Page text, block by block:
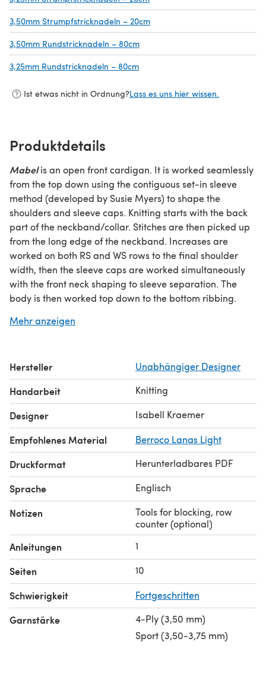
3,50mm Strumpfstricknadeln – 20cm
3,50mm Rundstricknadeln – 80cm
3,25mm Rundstricknadeln – 80cm
Ist etwas nicht in Ordnung?Lass es uns hier wissen.
Produktdetails
Mabelis an open front cardigan. It is worked seamlessly
from the top down using the contiguous set-in sleeve
method (developed by Susie Myers) to shape the
shoulders and sleeve caps. Knitting starts with the back
part of the neckband/collar. Stitches are then picked up
from the long edge of the neckband. Increases are
worked on both RS and WS rows to the final shoulder
width, then the sleeve caps are worked simultaneously
with the front neck shaping to sleeve separation. The
body is then worked top down to the bottom ribbing.
Suggested ease
m)/100g];
shown in color Driftwood.
approx. 1094 (1173, 1288, 1365, 1468)(1597, 1703, 1819, 1900)
yds/ 1000 (1072, 1177, 1248, 1342)(1460, 1557, 1663, 1737) m
Mehr anzeigen
Hersteller Unabhängiger Designer
Handarbeit Knitting
Designer Isabell Kraemer
Empfohlenes Material Berroco Lanas Light
Druckformat Herunterladbares PDF
Sprache Englisch
Notizen
Tools for blocking, row
counter (optional)
Anleitungen 1
Seiten 10
Schwierigkeit Fortgeschritten
Garnstärke
4-Ply (3,50 mm)
Sport (3,50-3,75 mm)